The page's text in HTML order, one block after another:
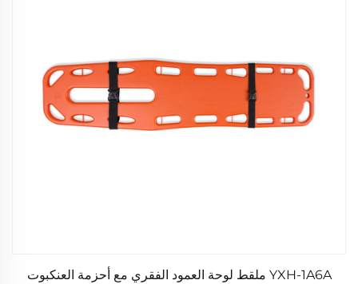
YXH-1A6A ملقط لوحة العمود الفقري مع أحزمة العنكبوت